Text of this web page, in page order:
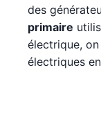
des
primaire
électrique,
électriques